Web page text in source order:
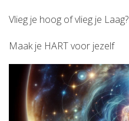
Vlieg je hoog of vlieg je Laag?
Maak je HART voor jezelf